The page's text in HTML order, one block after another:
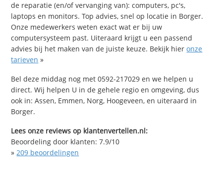
de reparatie (en/of vervanging van): computers, pc's,
laptops en monitors. Top advies, snel op locatie in Borger.
Onze medewerkers weten exact wat er bij uw
computersysteem past. Uiteraard krijgt u een passend
advies bij het maken van de juiste keuze. Bekijk hieronze
tarieven »
Bel deze middag nog met 0592-217029 en we helpen u
direct. Wij helpen U in de gehele regio en omgeving, dus
ook in: Assen, Emmen, Norg, Hoogeveen, en uiteraard in
Borger.
Lees onze reviews op klantenvertellen.nl:
Beoordeling door klanten:7.9/10
» 209 beoordelingen